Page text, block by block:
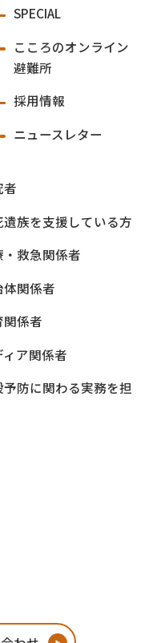
SPECIAL
こころのオンライン
避難所
採用情報
ニュースレター
者
遺族を支援している方
・救急関係者
体関係者
関係者
ィア関係者
予防に関わる実務を担